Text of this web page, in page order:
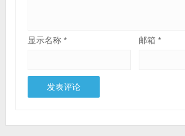
显示名称 * 邮箱*